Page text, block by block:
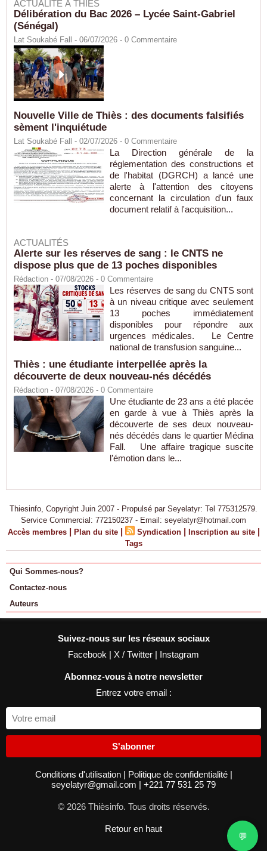
ACTUALITÉ À THIÈS
Délibération du Bac 2026 – Lycée Saint-Gabriel
(Sénégal)
Lat Soukabé Fall - 06/07/2026 - 0 Commentaire
Nouvelle Ville de Thiès : des documents falsifiés
sèment l'inquiétude
Lat Soukabé Fall - 02/07/2026 - 0 Commentaire
La Direction générale de la
réglementation des constructions et
de l'habitat (DGRCH) a lancé une
alerte à l'attention des citoyens
concernant la circulation d'un faux
document relatif à l'acquisition...
ACTUALITÉS
Alerte sur les réserves de sang : le CNTS ne
dispose plus que de 13 poches disponibles
Rédaction - 07/08/2026 - 0 Commentaire
Les réserves de sang du CNTS sont
à un niveau critique avec seulement
13 poches immédiatement
disponibles pour répondre aux
urgences médicales. Le Centre
national de transfusion sanguine...
Thiès : une étudiante interpellée après la
découverte de deux nouveau-nés décédés
Rédaction - 07/08/2026 - 0 Commentaire
Une étudiante de 23 ans a été placée
en garde à vue à Thiès après la
découverte de ses deux nouveau-
nés décédés dans le quartier Médina
Fall. Une affaire tragique suscite
l’émotion dans le...
Thiesinfo, Copyright Juin 2007 - Propulsé par Seyelatyr: Tel 775312579.
Service Commercial: 772150237 - Email: seyelatyr@hotmail.com
Accès membres | Plan du site | Syndication | Inscription au site |
Tags
Qui Sommes-nous?
Contactez-nous
Auteurs
Suivez-nous sur les réseaux sociaux
Facebook | X / Twitter | Instagram
Abonnez-vous à notre newsletter
Entrez votre email :
S'abonner
Conditions d'utilisation | Politique de confidentialité |
seyelatyr@gmail.com | +221 77 531 25 79
© 2026 Thièsinfo. Tous droits réservés.
Retour en haut
💬